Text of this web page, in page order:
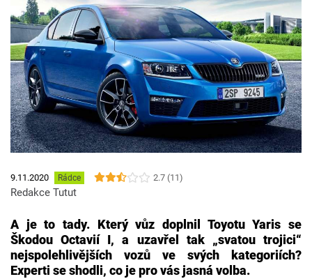
9.11.2020 Rádce 2.7 (11)
Redakce Tutut
A je to tady. Který vůz doplnil Toyotu Yaris se
Škodou Octavií I, a uzavřel tak „svatou trojici“
nejspolehlivějších vozů ve svých kategoriích?
Experti se shodli, co je pro vás jasná volba.